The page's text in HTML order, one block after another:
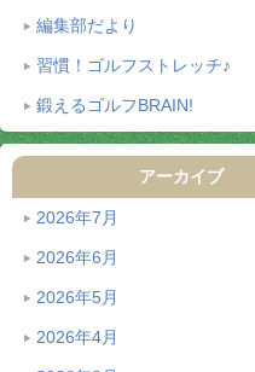
編集部だより
習慣！ゴルフストレッチ♪
鍛えるゴルフBRAIN!
アーカイブ
2026年7月
2026年6月
2026年5月
2026年4月